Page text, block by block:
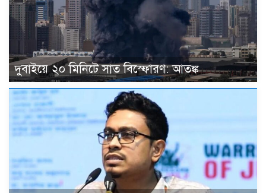
দুবাইয়ে ২০ মিনিটে সাত বিস্ফোরণ: আতঙ্ক